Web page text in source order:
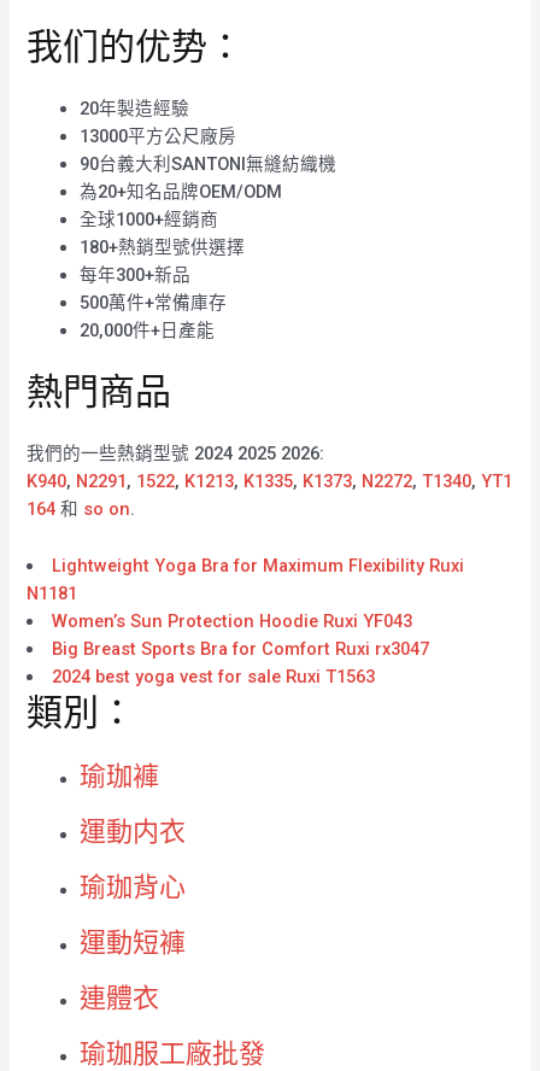
我们的优势：
20年製造經驗
13000平方公尺廠房
90台義大利SANTONI無縫紡織機
為20+知名品牌OEM/ODM
全球1000+經銷商
180+熱銷型號供選擇
每年300+新品
500萬件+常備庫存
20,000件+日產能
熱門商品
我們的一些熱銷型號 2024 2025 2026:
K940, N2291 , 1522, K1213, K1335, K1373, N2272,T1340,YT1
164 和 so on.
Lightweight Yoga Bra for Maximum Flexibility Ruxi
N1181
Women’s Sun Protection Hoodie Ruxi YF043
Big Breast Sports Bra for Comfort Ruxi rx3047
2024 best yoga vest for sale Ruxi T1563
類別：
瑜珈褲
運動内衣
瑜珈背心
運動短褲
連體衣
瑜珈服工廠批發